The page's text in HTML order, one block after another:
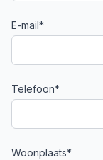
E-mail*
Telefoon*
Woonplaats*